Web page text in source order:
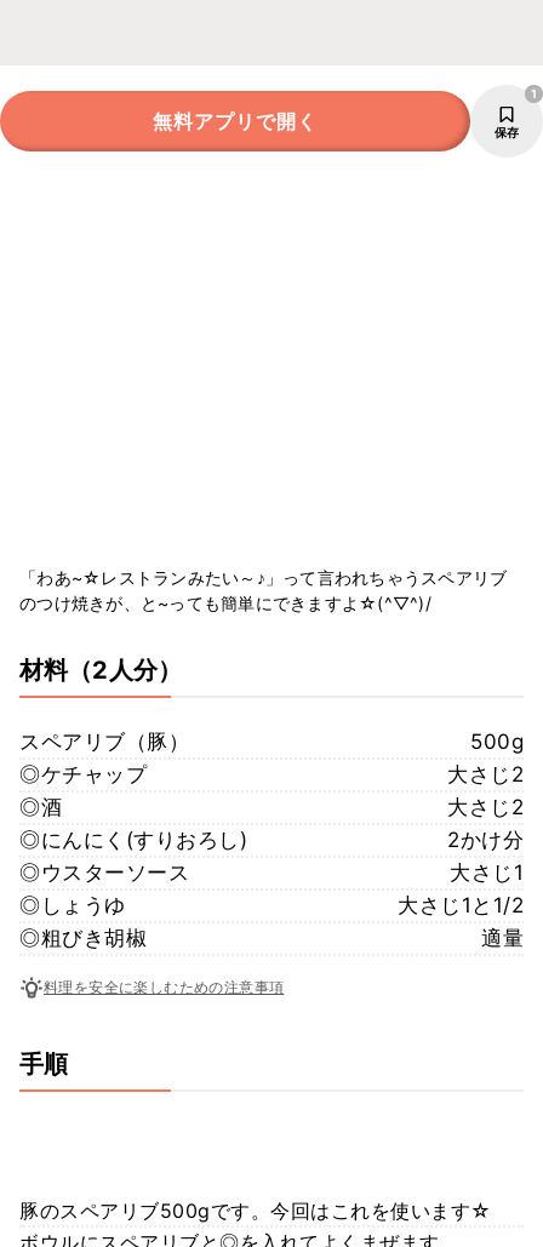
無料アプリで開く 保存
1
「わあ~☆レストランみたい～♪」って言われちゃうスペアリブ
のつけ焼きが、と~っても簡単にできますよ☆(^▽^)/
材料（2人分）
スペアリブ（豚）
500g
◎ケチャップ
大さじ2
◎酒
大さじ2
◎にんにく(すりおろし)
2かけ分
◎ウスターソース
大さじ1
◎しょうゆ
大さじ1と1/2
◎粗びき胡椒
適量
料理を安全に楽しむための注意事項
手順
豚のスペアリブ500gです。今回はこれを使います☆
ボウルにスペアリブと◎を入れてよくまぜます。